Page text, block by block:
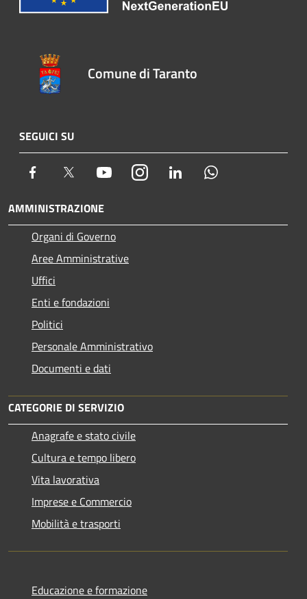
Comune di Taranto
SEGUICI SU
Facebook Twitter YoutubeInstagram LinkedIn
AMMINISTRAZIONE
Organi di Governo
Aree Amministrative
Uffici
Enti e fondazioni
Politici
Personale Amministrativo
Documenti e dati
CATEGORIE DI SERVIZIO
Anagrafe e stato civile
Cultura e tempo libero
Vita lavorativa
Imprese e Commercio
Mobilità e trasporti
Educazione e formazione